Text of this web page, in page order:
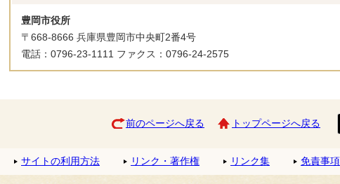
豊岡市役所
〒668-8666 兵庫県豊岡市中央町2番4号
電話：0796-23-1111 ファクス：0796-24-2575
前のページへ戻る トップページへ戻る
サイトの利用方法 リンク・著作権 リンク集 免責事項